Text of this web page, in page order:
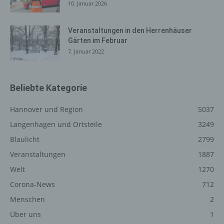
10. Januar 2026
Veranstaltungen in den Herrenhäuser
Gärten im Februar
7. Januar 2022
Beliebte Kategorie
Hannover und Region
5037
Langenhagen und Ortsteile
3249
Blaulicht
2799
Veranstaltungen
1887
Welt
1270
Corona-News
712
Menschen
2
Über uns
1
Internetseite
Die betroffene Person hat die Möglichkeit, sich auf der
Internetseite des für die Verarbeitung Verantwortlichen
registrieren. Welche personenbezogenen Daten dabei
an den für die Verarbeitung Verantwortlichen übermittelt
werden, ergibt sich aus der jeweiligen Eingabemaske,
die für die Registrierung verwendet wird. Die von der
betroffenen Person eingegebenen personenbezogenen
Daten werden ausschließlich für die interne Verwendung
eigene Zwecke erhoben und gespeichert. Der für die
Verarbeitung Verantwortliche kann die Weitergabe an
einen oder mehrere Auftragsverarbeiter, beispielsweise
personenbezogenen Daten ebenfalls ausschließlich für
eine interne Verwendung, die dem für die Verarbeitung